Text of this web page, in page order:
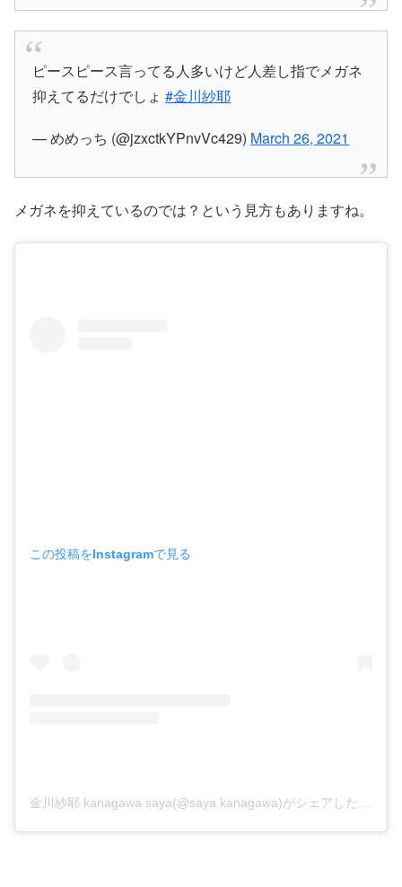
ピースピース言ってる人多いけど人差し指でメガネ
抑えてるだけでしょ#金川紗耶
— めめっち (@jzxctkYPnvVc429) March 26, 2021
メガネを抑えているのでは？という見方もありますね。
この投稿をInstagramで見る
金川紗耶 kanagawa saya(@saya.kanagawa)がシェアした投稿